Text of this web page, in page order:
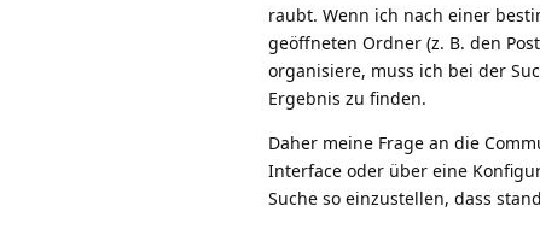
raubt. Wenn ich nach einer
geöffneten Ordner (z. B. den
organisiere, muss ich bei der
Ergebnis zu finden.
Daher meine Frage an die
Interface oder über eine
Suche so einzustellen, dass